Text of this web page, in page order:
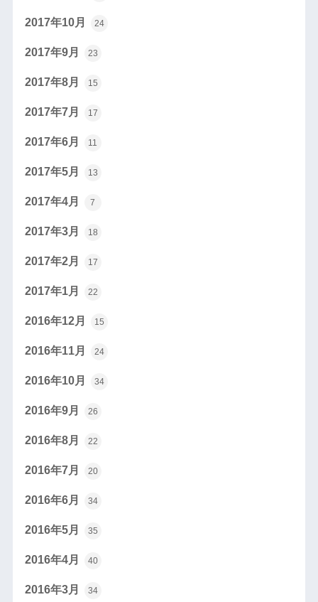
2017年10月 24
2017年9月 23
2017年8月 15
2017年7月 17
2017年6月 11
2017年5月 13
2017年4月 7
2017年3月 18
2017年2月 17
2017年1月 22
2016年12月 15
2016年11月 24
2016年10月 34
2016年9月 26
2016年8月 22
2016年7月 20
2016年6月 34
2016年5月 35
2016年4月 40
2016年3月 34